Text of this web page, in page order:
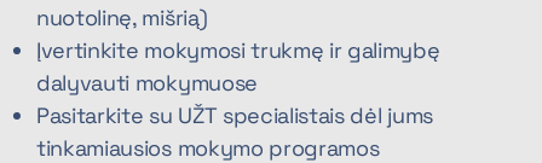
nuotolinę, mišrią)
Įvertinkite mokymosi trukmę ir galimybę
dalyvauti mokymuose
Pasitarkite su UŽT specialistais dėl jums
tinkamiausios mokymo programos